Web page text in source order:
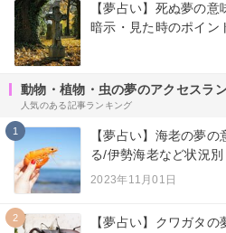
【夢占い】死ぬ夢の
暗示・見た時のポイン
動物・植物・虫の夢のアクセスラ
人気のある記事ランキング
1
【夢占い】海老の夢
る/伊勢海老など状況別
2023年11月01日
2
【夢占い】クワガタ